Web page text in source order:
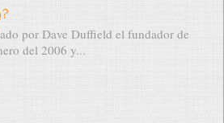
por Dave Duffield el fundador de
del 2006 y...